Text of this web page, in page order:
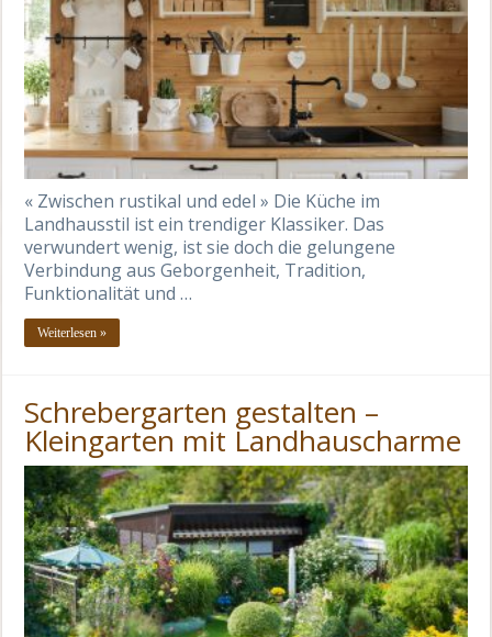
« Zwischen rustikal und edel » Die Küche im
Landhausstil ist ein trendiger Klassiker. Das
verwundert wenig, ist sie doch die gelungene
Verbindung aus Geborgenheit, Tradition,
Funktionalität und …
Weiterlesen »
Schrebergarten gestalten –
Kleingarten mit Landhauscharme